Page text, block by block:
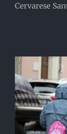
Cervarese